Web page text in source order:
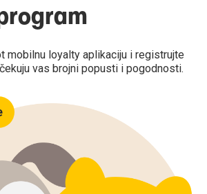
mobilnu loyalty aplikaciju i registrujte
vas brojni popusti i pogodnosti.